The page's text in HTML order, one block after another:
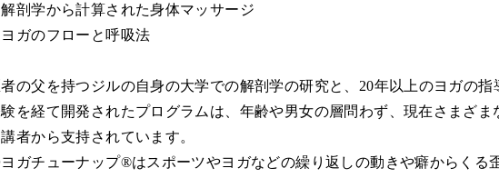
剖学から計算された身体マッサージ
ガのフローと呼吸法
者の父を持つジルの自身の大学での解剖学の研究と、20年以上のヨガの指
を経て開発されたプログラムは、年齢や男女の層問わず、現在さまざま
者から支持されています。
ガチューナップ®はスポーツやヨガなどの繰り返しの動きや癖からくる